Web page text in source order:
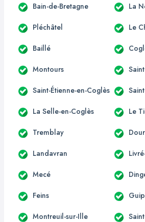
Bain-de-Bretagne La
Pléchâtel Le
Baillé
Montours
Saint-Étienne-en-Coglès
La Selle-en-Coglès Le
Tremblay
Landavran
Mecé
Feins
Montreuil-sur-Ille